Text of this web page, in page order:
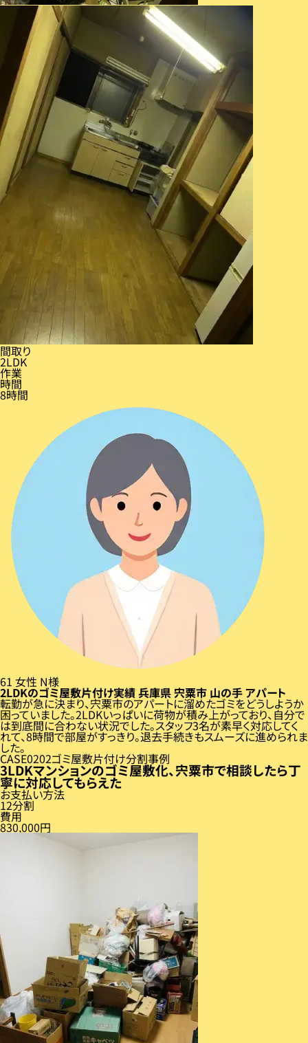
間取り
2LDK
作業
時間
8時間
61 女性 N様
2LDKのゴミ屋敷片付け実績兵庫県宍粟市 山の手アパート
転勤が急に決まり、宍粟市のアパートに溜めたゴミをどうしようか
困っていました。2LDKいっぱいに荷物が積み上がっており、自分で
は到底間に合わない状況でした。スタッフ3名が素早く対応してく
れて、8時間で部屋がすっきり。退去手続きもスムーズに進められま
した。
CASE 02ゴミ屋敷片付け分割事例
3LDKマンションのゴミ屋敷化、宍粟市で相談したら丁
寧に対応してもらえた
お支払い方法
12分割
費用
830,000円